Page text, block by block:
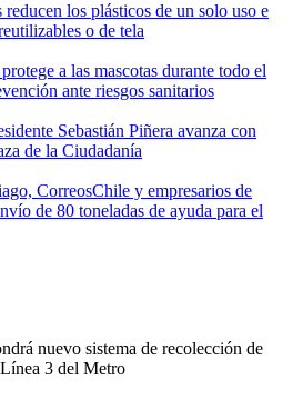
los plásticos de un solo uso e
o de tela
a las mascotas durante todo el
ante riesgos sanitarios
Sebastián Piñera avanza con
de la Ciudadanía
CorreosChile y empresarios de
de 80 toneladas de ayuda para el
nuevo sistema de recolección de
3 del Metro